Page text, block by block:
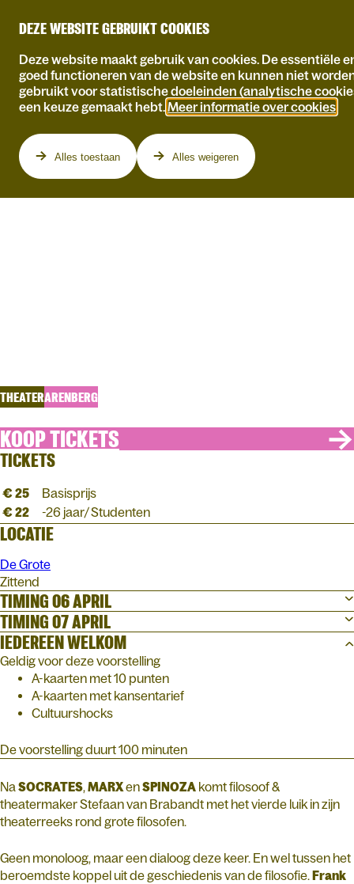
DEZE WEBSITE GEBRUIKT COOKIES
Deze website maakt gebruik van cookies. De essentiële
goed functioneren van de website en kunnen niet
gebruikt voor statistische doeleinden (analytische
een keuze gemaakt hebt. Meer informatie over cookies
Alles toestaan Alles weigeren
THEATERARENBERG
KOOP TICKETS
TICKETS
€ 25
Basisprijs
€ 22
-26 jaar/ Studenten
LOCATIE
De Grote
Zittend
TIMING 06 APRIL
TIMING 07 APRIL
IEDEREEN WELKOM
Geldig voor deze voorstelling
A-kaarten met 10 punten
A-kaarten met kansentarief
Cultuurshocks
De voorstelling duurt 100 minuten
Na SOCRATES MARXenSPINOZA komt filosoof &
theatermaker Stefaan van Brabandt met het vierde luik in zijn
theaterreeks rond grote filosofen.
Geen monoloog, maar een dialoog deze keer. En wel tussen het
beroemdste koppel uit de geschiedenis van de filosofie. Frank